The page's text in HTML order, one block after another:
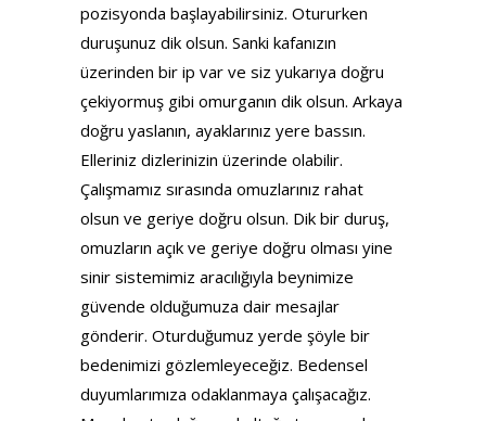
pozisyonda başlayabilirsiniz. Otururken
duruşunuz dik olsun. Sanki kafanızın
üzerinden bir ip var ve siz yukarıya doğru
çekiyormuş gibi omurganın dik olsun. Arkaya
doğru yaslanın, ayaklarınız yere bassın.
Elleriniz dizlerinizin üzerinde olabilir.
Çalışmamız sırasında omuzlarınız rahat
olsun ve geriye doğru olsun. Dik bir duruş,
omuzların açık ve geriye doğru olması yine
sinir sistemimiz aracılığıyla beynimize
güvende olduğumuza dair mesajlar
gönderir. Oturduğumuz yerde şöyle bir
bedenimizi gözlemleyeceğiz. Bedensel
duyumlarımıza odaklanmaya çalışacağız.